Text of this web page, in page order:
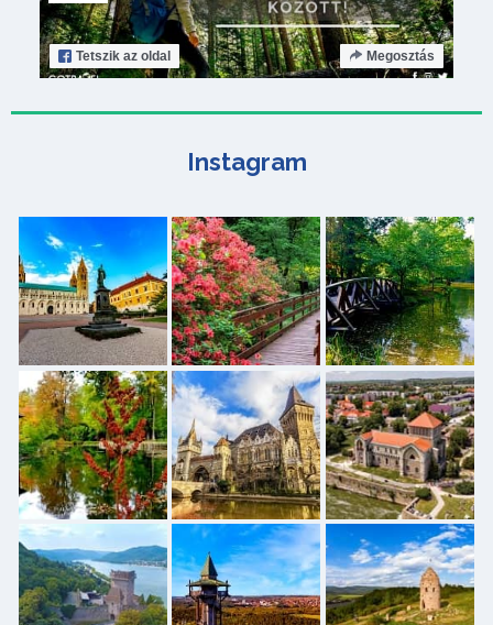
Tetszik az oldal Megosztás
Instagram